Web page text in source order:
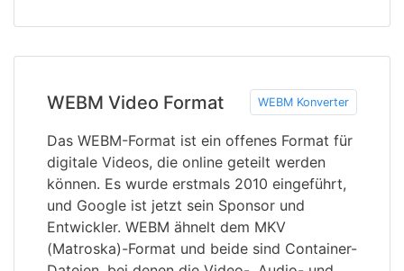
WEBM Video Format WEBM Konverter
Das WEBM-Format ist ein offenes Format für
digitale Videos, die online geteilt werden
können. Es wurde erstmals 2010 eingeführt,
und Google ist jetzt sein Sponsor und
Entwickler. WEBM ähnelt dem MKV
(Matroska)-Format und beide sind Container-